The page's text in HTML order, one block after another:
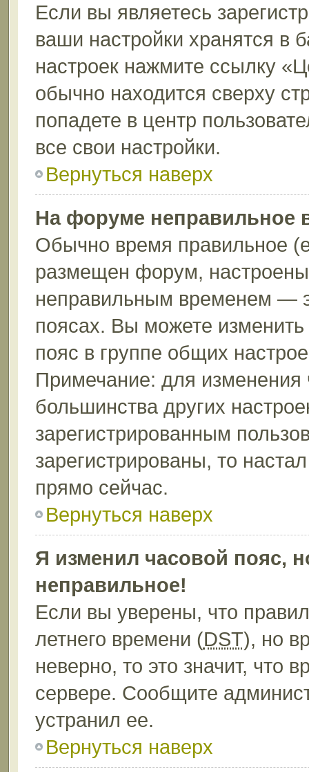
Если вы являетесь
ваши настройки хранятся в
настроек нажмите ссылку
обычно находится сверху
попадете в центр
все свои настройки.
Вернуться наверх
На форуме неправильное
Обычно время правильное
размещен форум,
неправильным временем —
поясах. Вы можете
пояс в группе общих
Примечание: для изменения
большинства других
зарегистрированным
зарегистрированы, то
прямо сейчас.
Вернуться наверх
Я изменил часовой пояс,
неправильное!
Если вы уверены, что
летнего времени (DST), но
неверно, то это значит, что
сервере. Сообщите
устранил ее.
Вернуться наверх